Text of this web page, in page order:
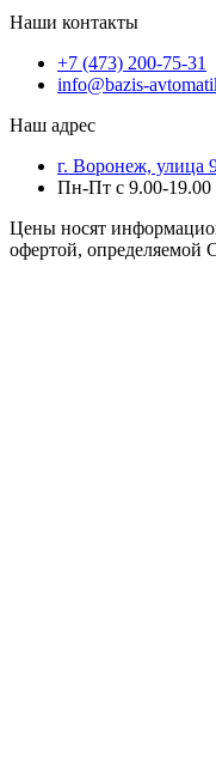
Наши контакты
+7 (473) 200-75-31
info@bazis-
Наш адрес
г. Воронеж, улица
Пн-Пт с 9.00-19.00
Цены носят
офертой, определяемой